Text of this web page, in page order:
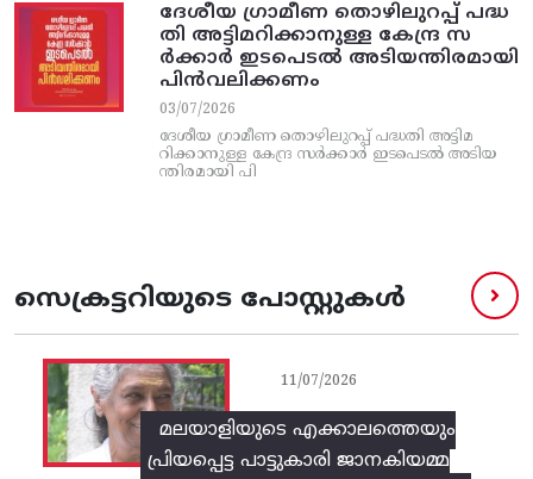
ദേശീയ ഗ്രാമീണ തൊഴിലുറപ്പ്‌ പദ്ധ
തി അട്ടിമറിക്കാനുള്ള കേന്ദ്ര സ
ര്‍ക്കാര്‍ ഇടപെടല്‍ അടിയന്തിരമായി
പിന്‍വലിക്കണം
03/07/2026
ദേശീയ ഗ്രാമീണ തൊഴിലുറപ്പ്‌ പദ്ധതി അട്ടിമ
റിക്കാനുള്ള കേന്ദ്ര സര്‍ക്കാര്‍ ഇടപെടല്‍ അടിയ
ന്തിരമായി പി
സെക്രട്ടറിയുടെ പോസ്റ്റുകൾ
മലയാളിയുടെ എക്കാലത്തെയും
പ്രിയപ്പെട്ട പാട്ടുകാരി ജാനകിയമ്മ
11/07/2026